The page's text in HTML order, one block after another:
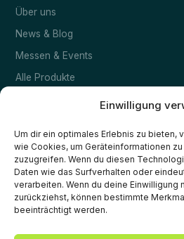
Einwilligung
Um dir ein optimales Erlebnis zu bieten,
wie Cookies, um Geräteinformationen
zuzugreifen. Wenn du diesen
Daten wie das Surfverhalten oder
verarbeiten. Wenn du deine Einwilligung
zurückziehst, können bestimmte
beeinträchtigt werden.
Über uns
News & Blog
Messen & Events
Alle Produkte
Rechtliches
Impressum
Datenschutz
Cookie-Richtlinie (EU)
AGB